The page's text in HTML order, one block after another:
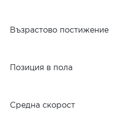
Възрастово постижение
Позиция в пола
Средна скорост